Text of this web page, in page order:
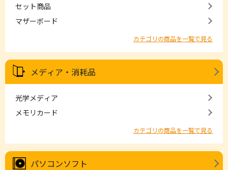
セット商品
マザーボード
カテゴリの商品を一覧で見る
メディア・消耗品
光学メディア
メモリカード
カテゴリの商品を一覧で見る
パソコンソフト